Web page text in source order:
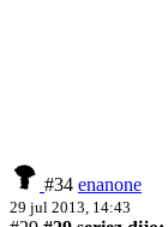
#34 enanone
29 jul 2013, 14:43